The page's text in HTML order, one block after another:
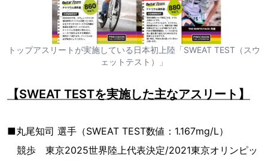
トップアスリートが実施している日本初上陸「SWEAT TEST（スウ
ェットテスト）」
【SWEAT TESTを実施した主なアスリート】
■丸尾知司 選手（SWEAT TEST数値：1.167mg/L）
競歩 東京2025世界陸上代表決定/2021東京オリンピッ